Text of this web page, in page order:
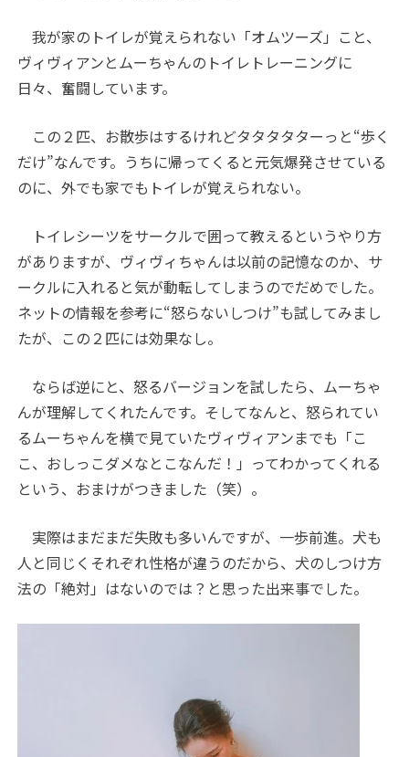
我が家のトイレが覚えられない「オムツーズ」こと、
ヴィヴィアンとムーちゃんのトイレトレーニングに
日々、奮闘しています。
この２匹、お散歩はするけれどタタタタターっと“歩く
だけ”なんです。うちに帰ってくると元気爆発させている
のに、外でも家でもトイレが覚えられない。
トイレシーツをサークルで囲って教えるというやり方
がありますが、ヴィヴィちゃんは以前の記憶なのか、サ
ークルに入れると気が動転してしまうのでだめでした。
ネットの情報を参考に“怒らないしつけ”も試してみまし
たが、この２匹には効果なし。
ならば逆にと、怒るバージョンを試したら、ムーちゃ
んが理解してくれたんです。そしてなんと、怒られてい
るムーちゃんを横で見ていたヴィヴィアンまでも「こ
こ、おしっこダメなとこなんだ！」ってわかってくれる
という、おまけがつきました（笑）。
実際はまだまだ失敗も多いんですが、一歩前進。犬も
人と同じくそれぞれ性格が違うのだから、犬のしつけ方
法の「絶対」はないのでは？と思った出来事でした。